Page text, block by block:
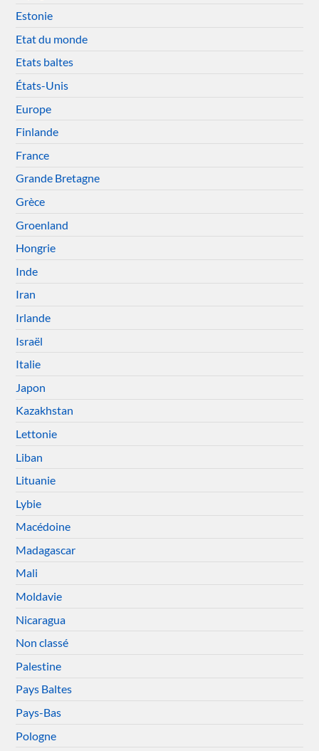
Estonie
Etat du monde
Etats baltes
États-Unis
Europe
Finlande
France
Grande Bretagne
Grèce
Groenland
Hongrie
Inde
Iran
Irlande
Israël
Italie
Japon
Kazakhstan
Lettonie
Liban
Lituanie
Lybie
Macédoine
Madagascar
Mali
Moldavie
Nicaragua
Non classé
Palestine
Pays Baltes
Pays-Bas
Pologne